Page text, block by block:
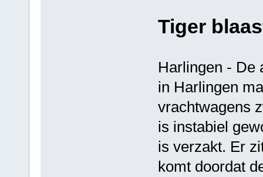
Tiger
Harlingen - De
in Harlingen
vrachtwagens
is instabiel
is verzakt. Er
komt doordat